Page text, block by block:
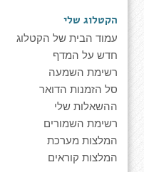
הקטלוג שלי
עמוד הבית של הקטלוג
חדש על המדף
רשימת השמעה
סל הזמנות הדואר
ההשאלות שלי
רשימת השמורים
המלצות מערכת
המלצות קוראים